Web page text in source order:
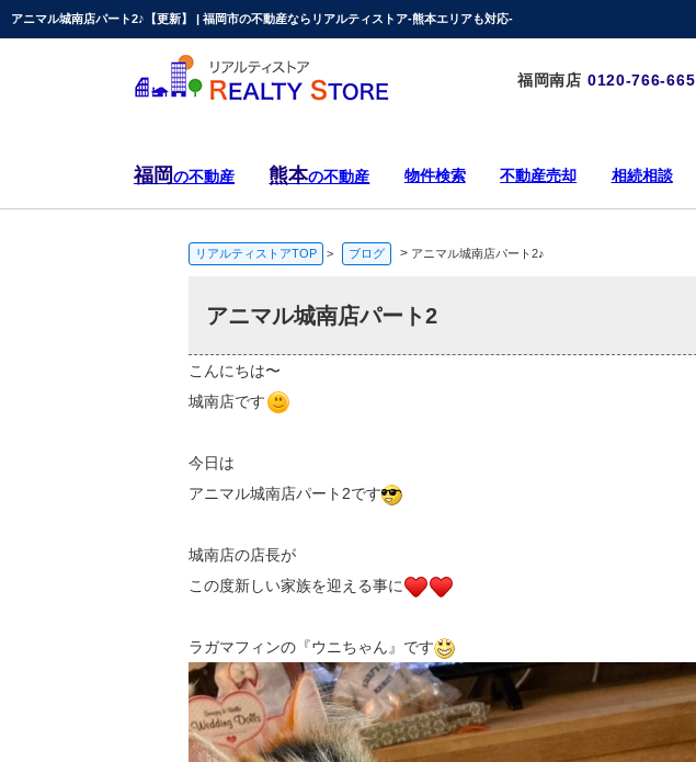
アニマル城南店パート2♪【更新】 | 福岡市の不動産ならリアルティストア-熊本エリアも対応-
福岡南店 0120-766-665
福岡の不動産 熊本の不動産 物件検索 不動産売却 相続相談
リアルティストアTOP > ブログ > アニマル城南店パート2♪
アニマル城南店パート2
こんにちは〜
城南店です
今日は
アニマル城南店パート2です
城南店の店長が
この度新しい家族を迎える事に
ラガマフィンの『ウニちゃん』です